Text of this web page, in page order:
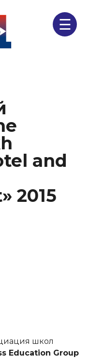
☰
and
2015
школ
Education Group